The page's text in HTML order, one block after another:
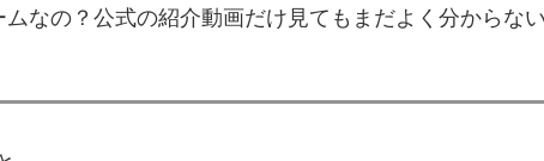
なの？公式の紹介動画だけ見てもまだよく分からな